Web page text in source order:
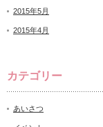
2015年5月
2015年4月
カテゴリー
あいさつ